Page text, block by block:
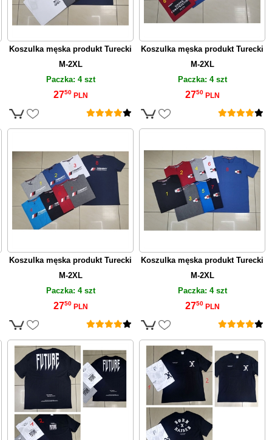
Koszulka męska produkt Turecki
M-2XL
Paczka: 4 szt
2750 PLN
Koszulka męska produkt Turecki
M-2XL
Paczka: 4 szt
2750 PLN
Koszulka męska produkt Turecki
M-2XL
Paczka: 4 szt
2750 PLN
Koszulka męska produkt Turecki
M-2XL
Paczka: 4 szt
2750 PLN